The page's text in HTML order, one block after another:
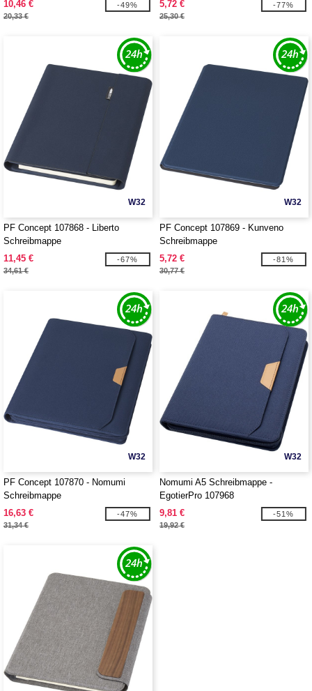
10,46 €
20,33 €
-49%
5,72 €
25,30 €
-77%
W32
PF Concept 107868 - Liberto
Schreibmappe
11,45 €
34,61 €
-67%
W32
PF Concept 107869 - Kunveno
Schreibmappe
5,72 €
30,77 €
-81%
W32
PF Concept 107870 - Nomumi
Schreibmappe
16,63 €
31,34 €
-47%
W32
Nomumi A5 Schreibmappe -
EgotierPro 107968
9,81 €
19,92 €
-51%